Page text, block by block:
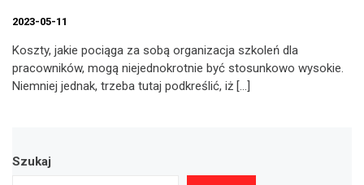
2023-05-11
Koszty, jakie pociąga za sobą organizacja szkoleń dla
pracowników, mogą niejednokrotnie być stosunkowo wysokie.
Niemniej jednak, trzeba tutaj podkreślić, iż […]
Szukaj